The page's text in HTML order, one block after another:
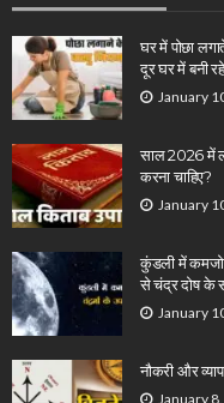
घर में पोछा
दूर घर में बनी
January
साल 2026 में
करना चाहिए?
January
कुंडली में कमजोर
से चंद्र दोष के
January
नौकरी और
January